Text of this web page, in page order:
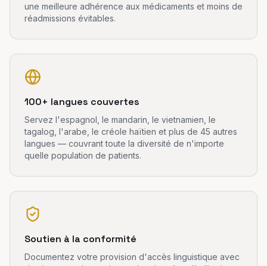
une meilleure adhérence aux médicaments et moins de
réadmissions évitables.
100+ langues couvertes
Servez l'espagnol, le mandarin, le vietnamien, le
tagalog, l'arabe, le créole haïtien et plus de 45 autres
langues — couvrant toute la diversité de n'importe
quelle population de patients.
Soutien à la conformité
Documentez votre provision d'accès linguistique avec